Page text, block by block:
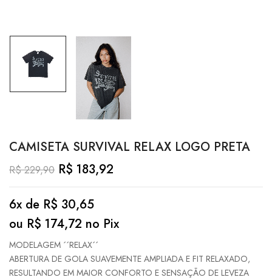
CAMISETA SURVIVAL RELAX LOGO PRETA
R$229,90 R$ 183,92
6x de R$ 30,65
ou R$ 174,72 no Pix
MODELAGEM ´´RELAX´´
ABERTURA DE GOLA SUAVEMENTE AMPLIADA E FIT RELAXADO,
RESULTANDO EM MAIOR CONFORTO E SENSAÇÃO DE LEVEZA